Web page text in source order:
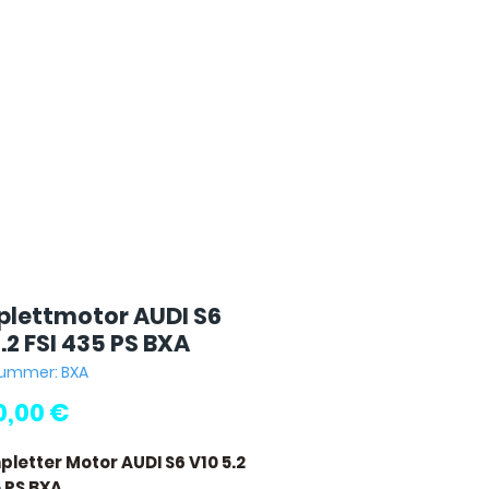
AUDI S6
FSI 435 PS BXA
BXA
€
Motor AUDI S6 V10 5.2